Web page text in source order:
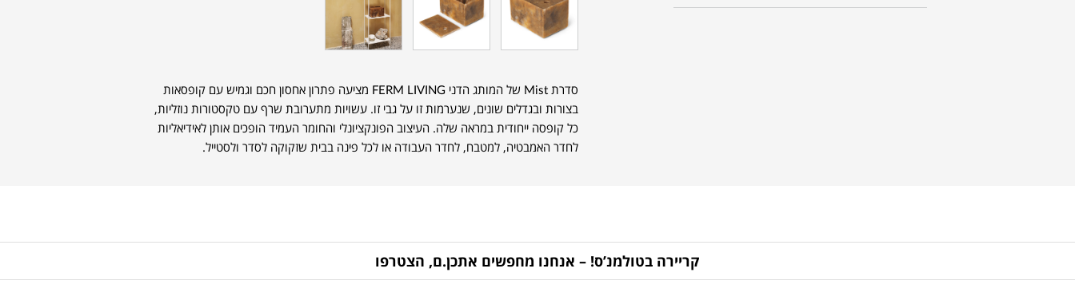
סדרת Mist של המותג הדני FERM LIVING מציעה פתרון אחסון חכם וגמיש עם קופסאות
בצורות ובגדלים שונים, שנערמות זו על גבי זו. עשויות מתערובת שרף עם טקסטורות נוזליות,
כל קופסה ייחודית במראה שלה. העיצוב הפונקציונלי והחומר העמיד הופכים אותן לאידיאליות
לחדר האמבטיה, למטבח, לחדר העבודה או לכל פינה בבית שזקוקה לסדר ולסטייל.
קריירה בטולמנ’ס! – אנחנו מחפשים אתכן.ם, הצטרפו